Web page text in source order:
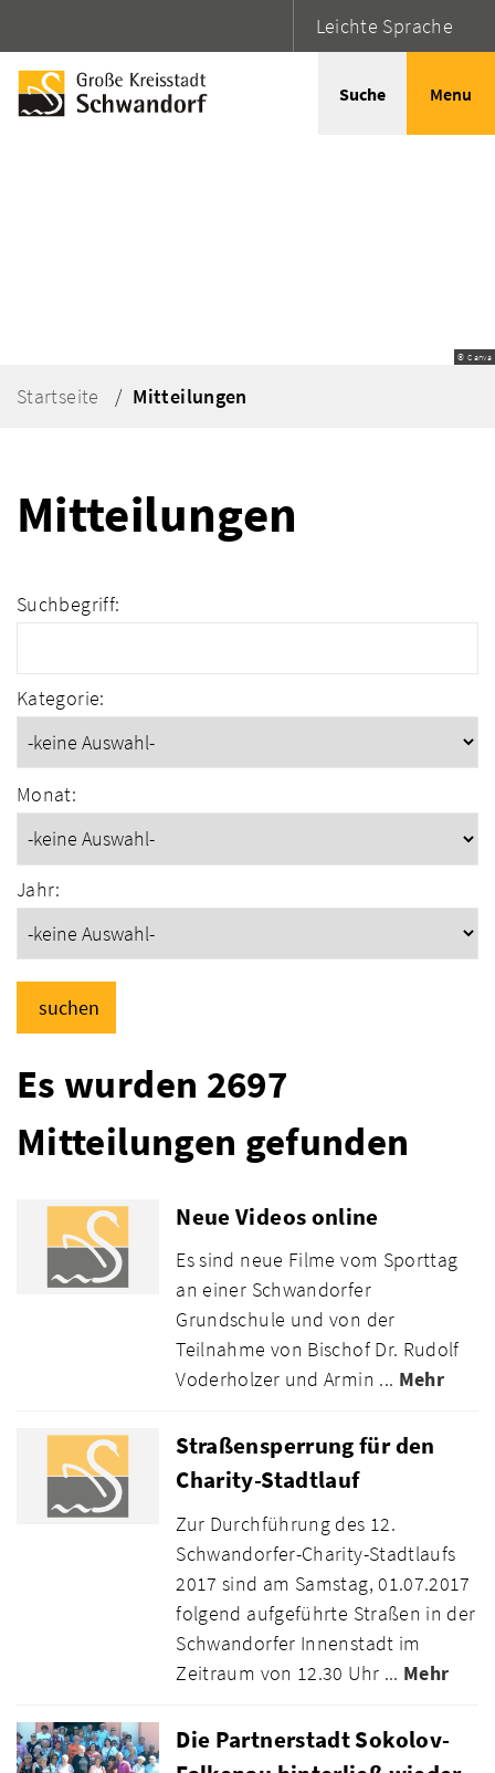
Leichte Sprache
Suche Menu
© Canva
Startseite Mitteilungen
Mitteilungen
Suchbegriff:
Kategorie:
Monat:
Jahr:
suchen
Es wurden 2697
Mitteilungen gefunden
Neue Videos online
Es sind neue Filme vom Sporttag
an einer Schwandorfer
Grundschule und von der
Teilnahme von Bischof Dr. Rudolf
Voderholzer und Armin ... Mehr
Straßensperrung für den
Charity-Stadtlauf
Zur Durchführung des 12.
Schwandorfer-Charity-Stadtlaufs
2017 sind am Samstag, 01.07.2017
folgend aufgeführte Straßen in der
Schwandorfer Innenstadt im
Zeitraum von 12.30 Uhr ... Mehr
Die Partnerstadt Sokolov-